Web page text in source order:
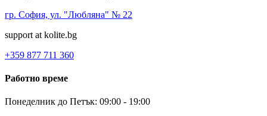
гр. София, ул. "Любляна" № 22
support at kolite.bg
+359 877 711 360
Работно време
Понеделник до Петък: 09:00 - 19:00